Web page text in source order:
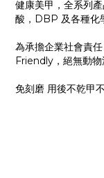
健康美甲，全系列
酸，DBP 及各種化
為承擔企業社會責
Friendly，絕無動
免刻磨 用後不乾甲